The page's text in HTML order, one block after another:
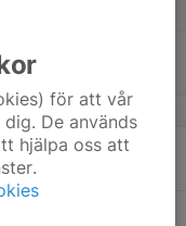
för att vår
De används
hjälpa oss att